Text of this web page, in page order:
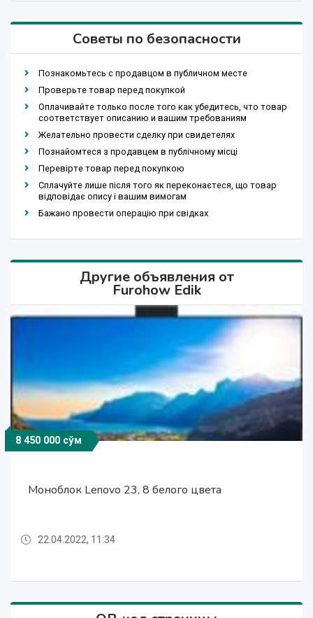
Советы по безопасности
Познакомьтесь с продавцом в публичном месте
Проверьте товар перед покупкой
Оплачивайте только после того как убедитесь, что товар
соответствует описанию и вашим требованиям
Желательно провести сделку при свидетелях
Познайомтеся з продавцем в публічному місці
Перевірте товар перед покупкою
Сплачуйте лише після того як переконаєтеся, що товар
відповідає опису і вашим вимогам
Бажано провести операцію при свідках
Другие объявления от
Furohow Edik
8 450 000 сўм
Моноблок Lenovo 23, 8 белого цвета
8 450 000 сўм
Моноблок Lenovo 23, 8 белого цвета
8 450 000 сўм
Моноблок Lenovo 23, 8 белого цвета
22.04.2022, 11:34